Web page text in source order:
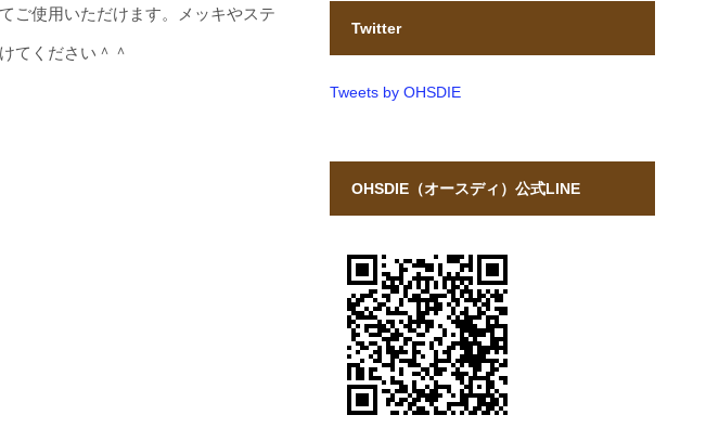
ご使用いただけます。メッキやステ
てください＾＾
Twitter
Tweets by OHSDIE
OHSDIE（オースディ）公式LINE